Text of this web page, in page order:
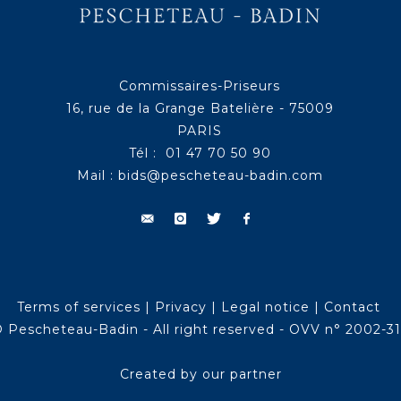
Commissaires-Priseurs
16, rue de la Grange Batelière - 75009
PARIS
Tél : 01 47 70 50 90
Mail : bids@pescheteau-badin.com
Terms of services | Privacy | Legal notice | Contact
Pescheteau-Badin - All right reserved - OVV n° 2002-
Created by our partner